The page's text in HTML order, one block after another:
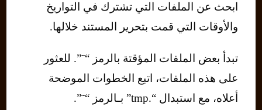
ابحث عن الملفات التي تشترك في التواريخ
والأوقات التي قمت بتحرير المستند خلالها.
تبدأ بعض الملفات المؤقتة بالرمز “˜”. للعثور
على هذه الملفات، اتبع الخطوات الموضحة
أعلاه، مع استبدال “.tmp” بـالرمز “˜”.